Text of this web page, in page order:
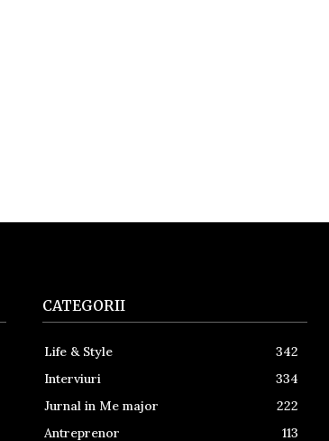
CATEGORII
Life & Style
342
Interviuri
334
Jurnal in Me major
222
Antreprenor
113